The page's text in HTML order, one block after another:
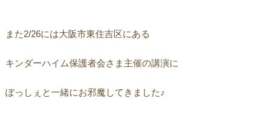
また2/26には大阪市東住吉区にある
キンダーハイム保護者会さま主催の講演に
ぽっしぇと一緒にお邪魔してきました♪